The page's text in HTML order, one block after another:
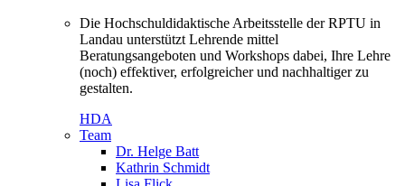
Die Hochschuldidaktische Arbeitsstelle der RPTU in
Landau unterstützt Lehrende mittel
Beratungsangeboten und Workshops dabei, Ihre Lehre
(noch) effektiver, erfolgreicher und nachhaltiger zu
gestalten.
HDA
Team
Dr. Helge Batt
Kathrin Schmidt